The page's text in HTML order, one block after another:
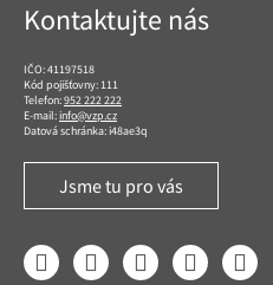
Kontaktujte nás
IČO: 41197518
Kód pojišťovny: 111
Telefon:952 222 222
E-mail:info@vzp.cz
Datová schránka: i48ae3q
Jsme tu pro vás
FacebookLinkedIn YouTube InstagramTwitter